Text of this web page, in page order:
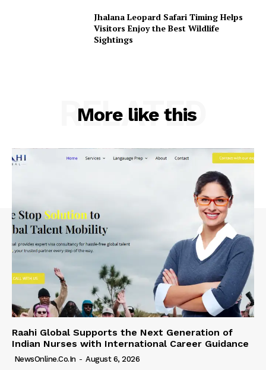
Jhalana Leopard Safari Timing Helps
Visitors Enjoy the Best Wildlife
Sightings
More like this
RELATED
Raahi Global Supports the Next Generation of
Indian Nurses with International Career Guidance
NewsOnline.co.in - August 6, 2026